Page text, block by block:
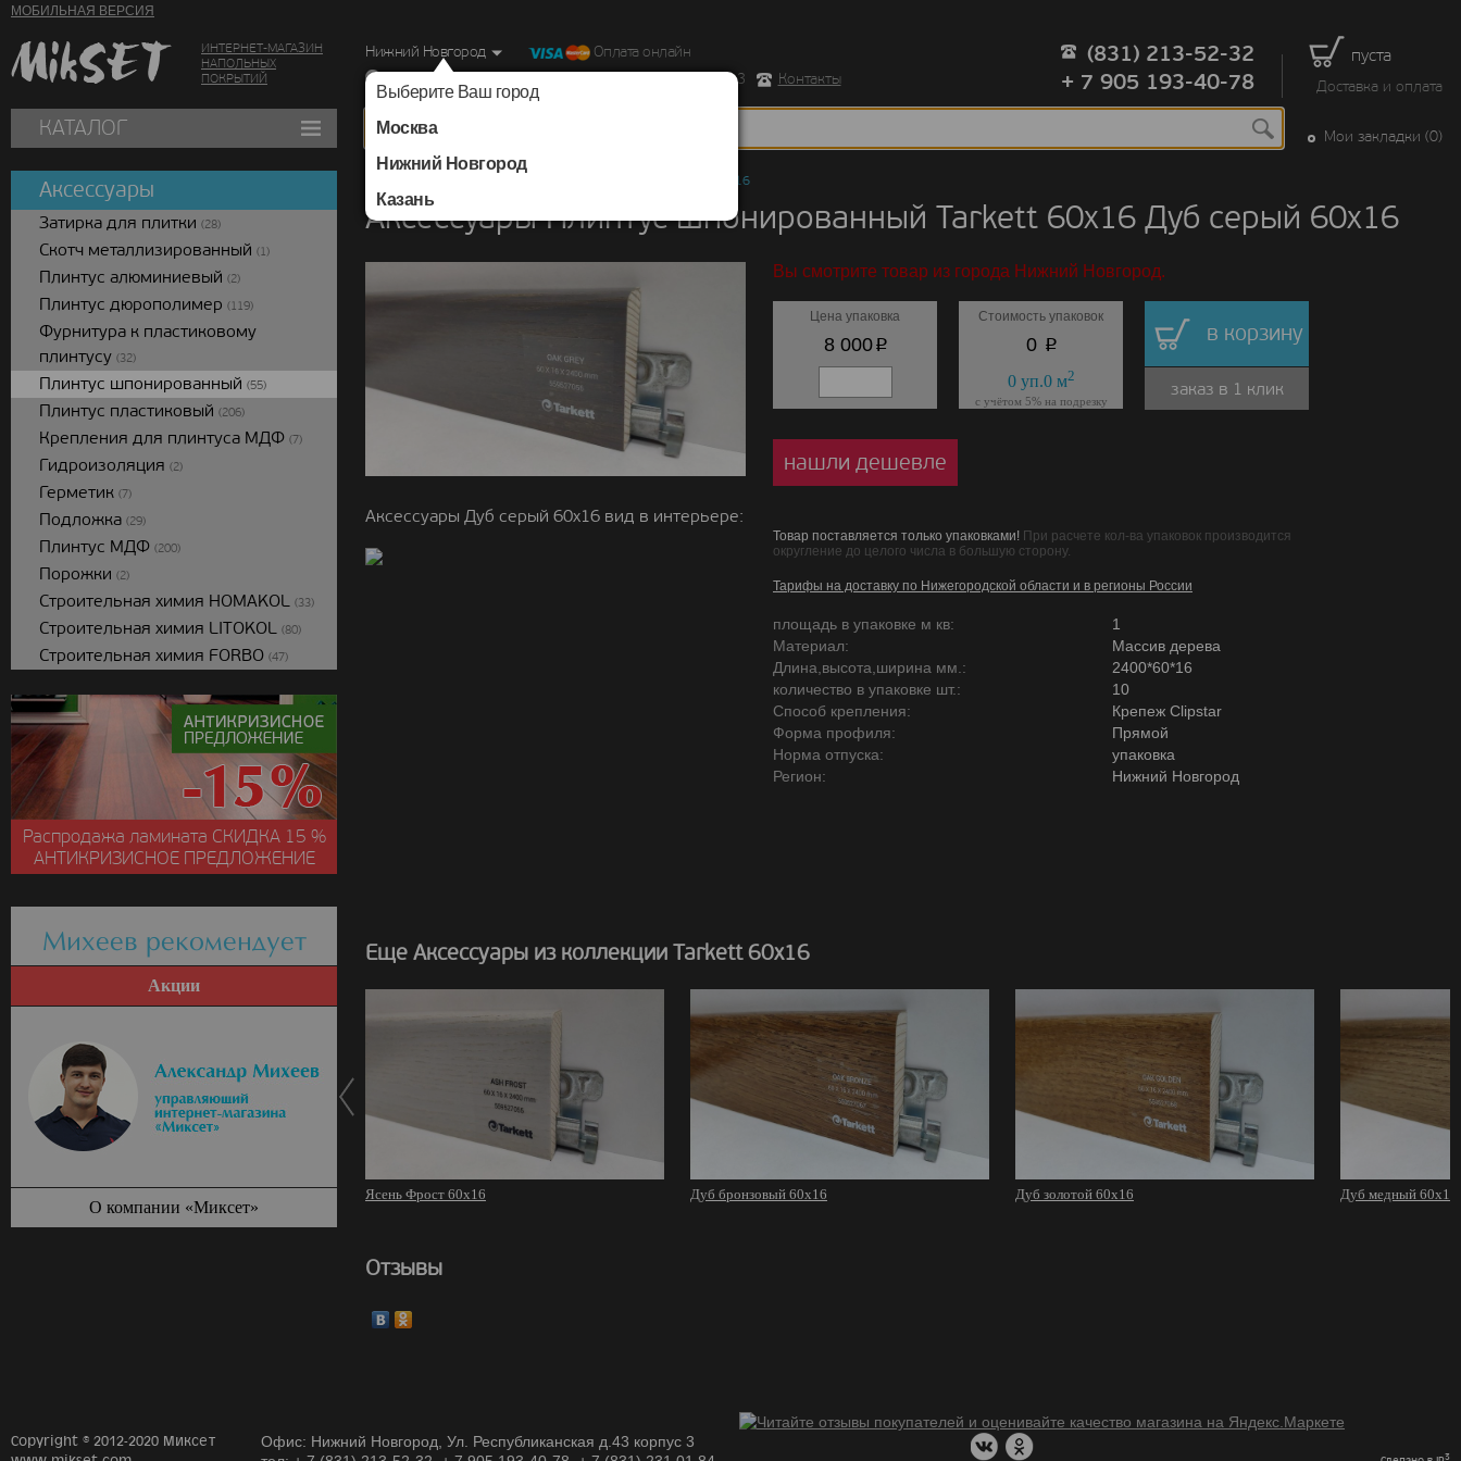
МОБИЛЬНАЯ ВЕРСИЯ
ИНТЕРНЕТ-МАГАЗИН
НАПОЛЬНЫХ
ПОКРЫТИЙ
пуста
Доставка и оплата
Нижний Новгород
Выберите Ваш город
Москва
Нижний Новгород
Казань
Оплата онлайн
г. Нижний Новгород, Ул. Республиканская д.43 корпус 3
Контакты
(831) 213-52-32
+ 7 905 193-40-78
КАТАЛОГ Мои закладки (0)
Tarkett 60х16
Аксессуары Плинтус шпонированный Tarkett 60х16 Дуб серый 60х16
Аксессуары Дуб серый 60х16 вид в интерьере:
Вы смотрите товар из города Нижний Новгород.
Цена упаковка
8 000p
Стоимость упаковок
0 p
0уп.0м2
с учётом 5% на подрезку
в корзину
заказ в 1 клик
нашли дешевле
Товар поставляется только упаковками! При расчете кол-ва упаковок производится
округление до целого числа в большую сторону.
Тарифы на доставку по Нижегородской области и в регионы России
площадь в упаковке м кв:
1
Материал:
Массив дерева
Длина,высота,ширина мм.:
2400*60*16
количество в упаковке шт.:
10
Способ крепления:
Крепеж Clipstar
Форма профиля:
Прямой
Норма отпуска:
упаковка
Регион:
Нижний Новгород
Еще Аксессуары из коллекции Tarkett 60х16
Ясень Фрост 60х16 Дуб бронзовый 60х16 Дуб золотой 60х16 Дуб медный 60х16
Отзывы
Аксессуары
Затирка для плитки (28)
Скотч металлизированный (1)
Плинтус алюминиевый (2)
Плинтус дюрополимер (119)
Фурнитура к пластиковому
плинтусу (32)
Плинтус шпонированный (55)
Плинтус пластиковый (206)
Крепления для плинтуса МДФ (7)
Гидроизоляция (2)
Герметик (7)
Подложка (29)
Плинтус МДФ (200)
Порожки (2)
Строительная химия HOMAKOL (33)
Строительная химия LITOKOL (80)
Строительная химия FORBO (47)
Распродажа ламината СКИДКА15 %
АНТИКРИЗИСНОЕ ПРЕДЛОЖЕНИЕ
Михеев рекомендует
Акции
О компании «Миксет»
Copyright © 2012-2020 Миксет
Офис: Нижний Новгород, Ул. Республиканская д.43 корпус 3
3